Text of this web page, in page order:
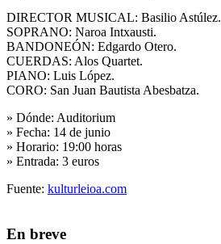
DIRECTOR MUSICAL: Basilio Astúlez.
SOPRANO: Naroa Intxausti.
BANDONEÓN: Edgardo Otero.
CUERDAS: Alos Quartet.
PIANO: Luis López.
CORO: San Juan Bautista Abesbatza.
» Dónde: Auditorium
» Fecha: 14 de junio
» Horario: 19:00 horas
» Entrada: 3 euros
Fuente: kulturleioa.com
En breve